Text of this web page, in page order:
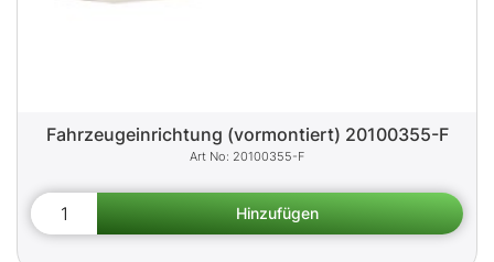
Fahrzeugeinrichtung (vormontiert) 20100355-F
20100355-F